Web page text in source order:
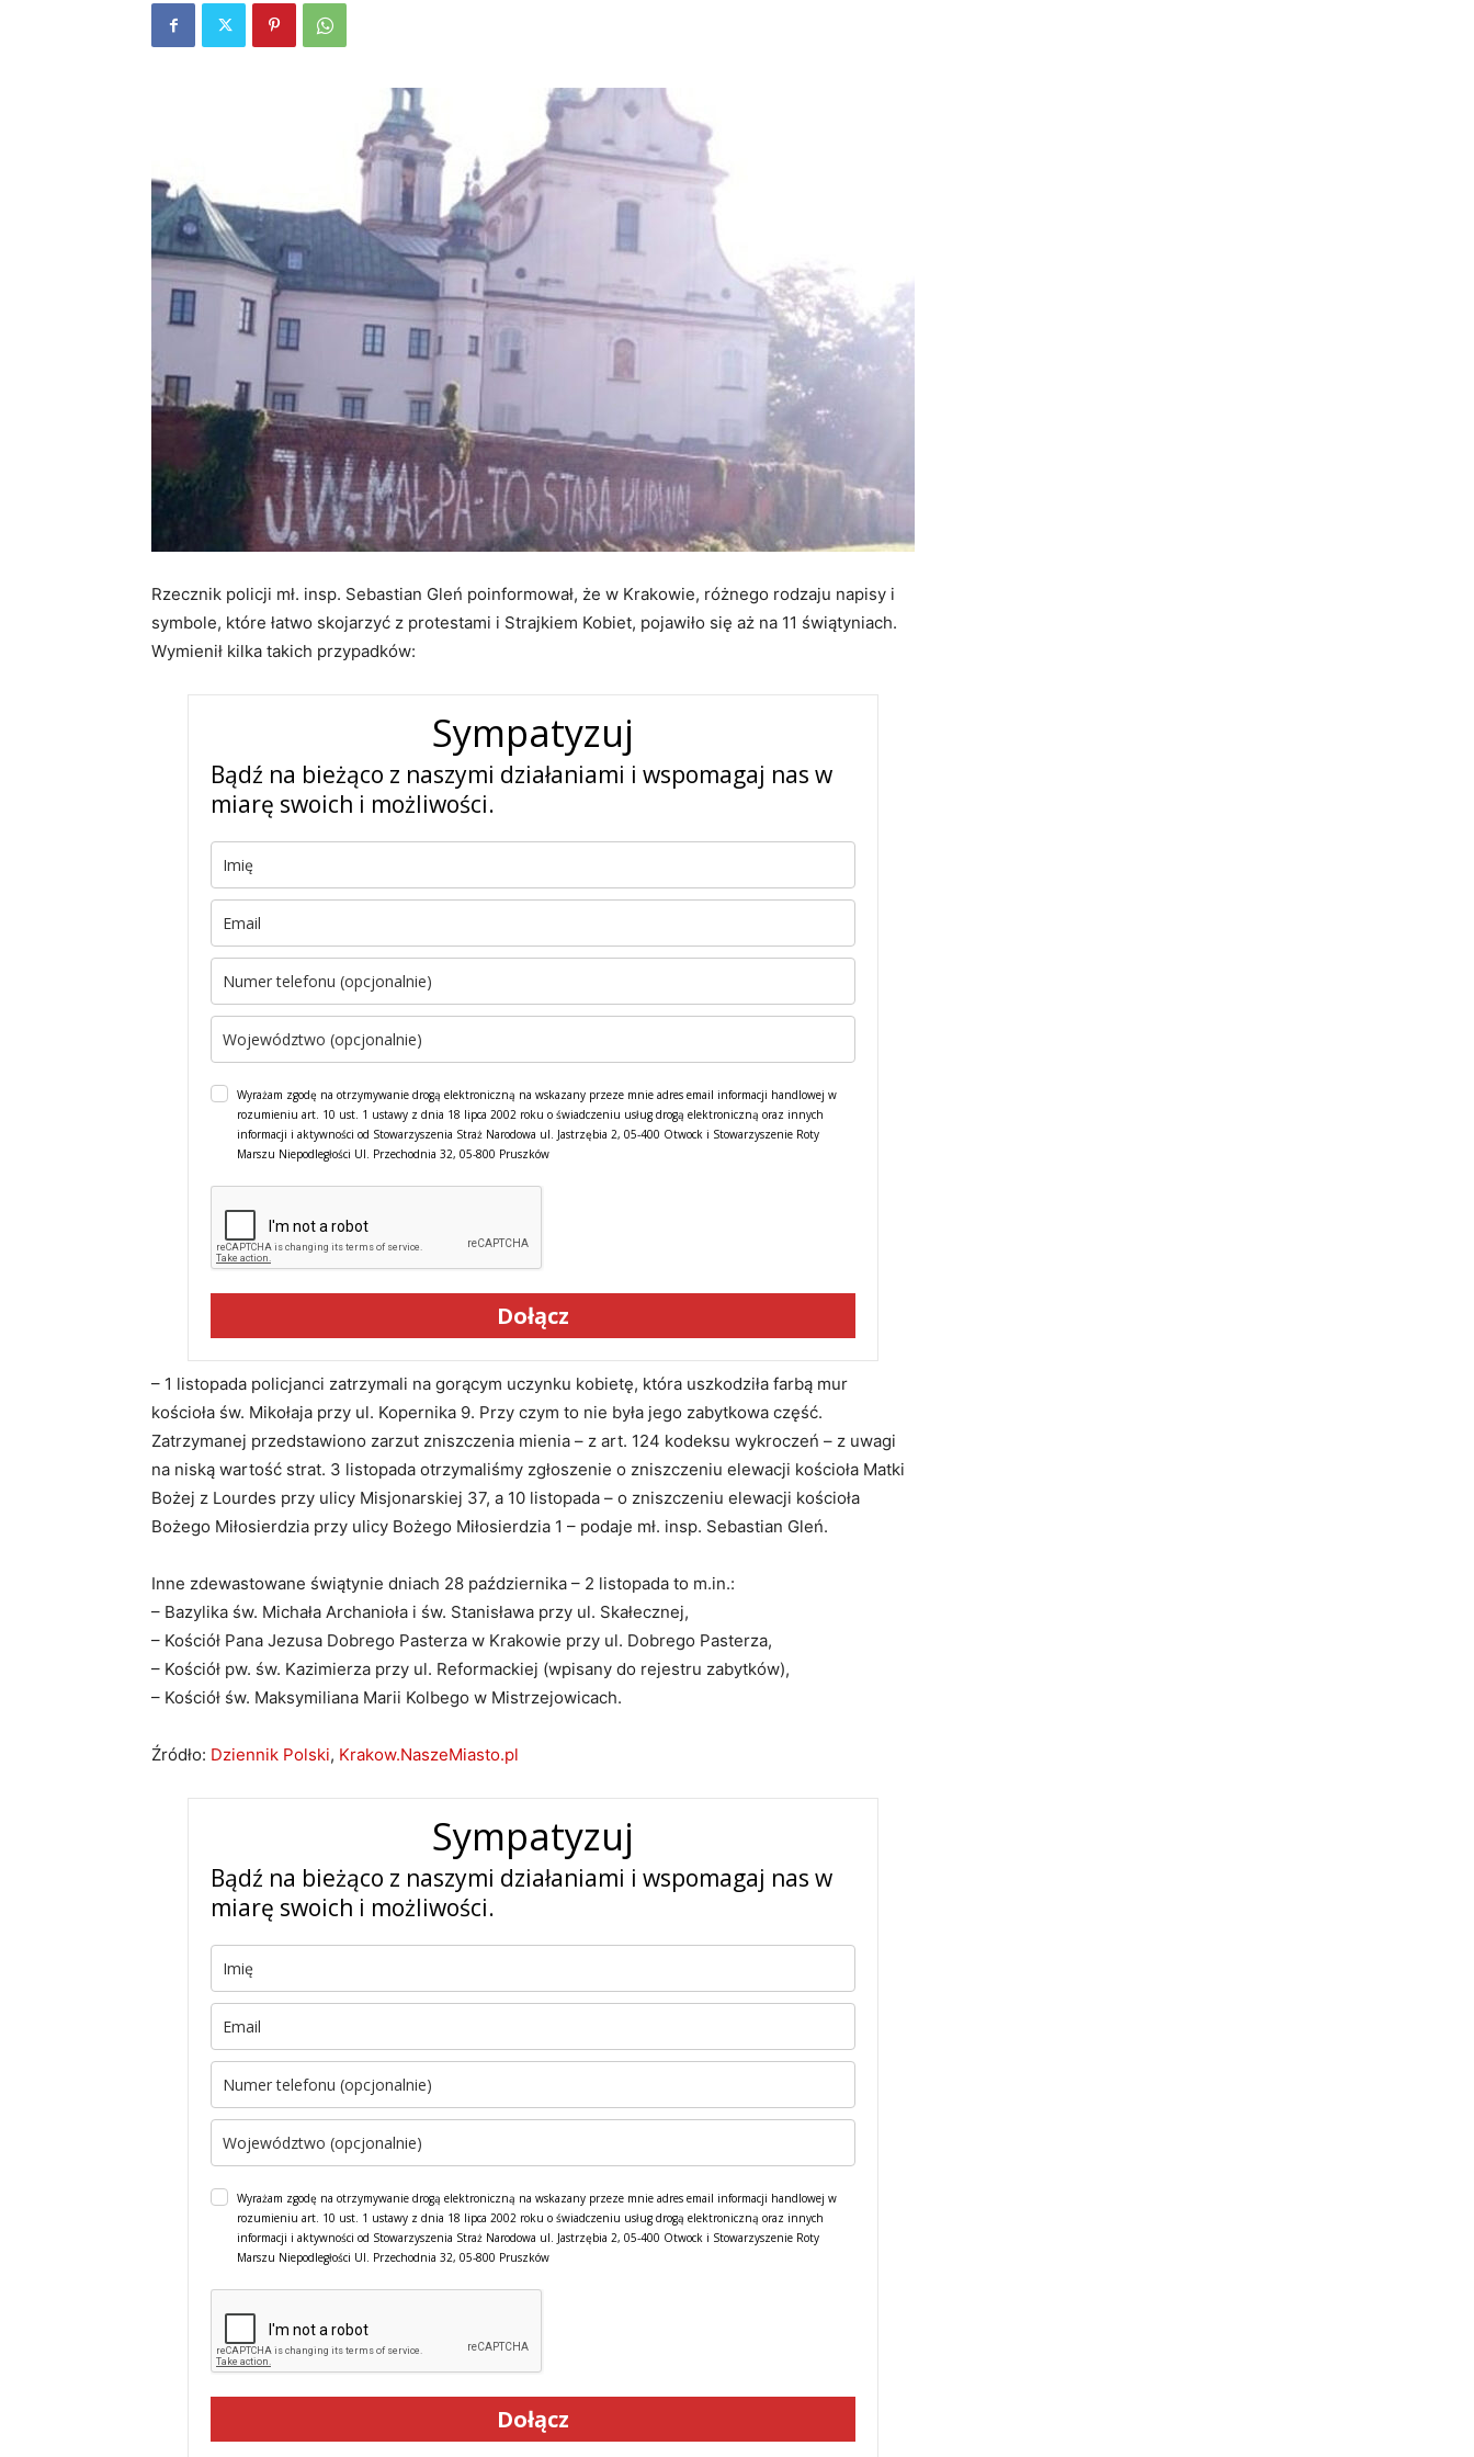
Rzecznik policji mł. insp. Sebastian Gleń poinformował, że w Krakowie, różnego rodzaju napisy i
symbole, które łatwo skojarzyć z protestami i Strajkiem Kobiet, pojawiło się aż na 11 świątyniach.
Wymienił kilka takich przypadków:
Sympatyzuj
Bądź na bieżąco z naszymi działaniami i wspomagaj nas w
miarę swoich i możliwości.
Wyrażam zgodę na otrzymywanie drogą elektroniczną na wskazany przeze mnie adres email informacji handlowej w
rozumieniu art. 10 ust. 1 ustawy z dnia 18 lipca 2002 roku o świadczeniu usług drogą elektroniczną oraz innych
informacji i aktywności od Stowarzyszenia Straż Narodowa ul. Jastrzębia 2, 05-400 Otwock i Stowarzyszenie Roty
Marszu Niepodległości Ul. Przechodnia 32, 05-800 Pruszków
Dołącz
– 1 listopada policjanci zatrzymali na gorącym uczynku kobietę, która uszkodziła farbą mur
kościoła św. Mikołaja przy ul. Kopernika 9. Przy czym to nie była jego zabytkowa część.
Zatrzymanej przedstawiono zarzut zniszczenia mienia – z art. 124 kodeksu wykroczeń – z uwagi
na niską wartość strat. 3 listopada otrzymaliśmy zgłoszenie o zniszczeniu elewacji kościoła Matki
Bożej z Lourdes przy ulicy Misjonarskiej 37, a 10 listopada – o zniszczeniu elewacji kościoła
Bożego Miłosierdzia przy ulicy Bożego Miłosierdzia 1 – podaje mł. insp. Sebastian Gleń.
Inne zdewastowane świątynie dniach 28 października – 2 listopada to m.in.:
– Bazylika św. Michała Archanioła i św. Stanisława przy ul. Skałecznej,
– Kościół Pana Jezusa Dobrego Pasterza w Krakowie przy ul. Dobrego Pasterza,
– Kościół pw. św. Kazimierza przy ul. Reformackiej (wpisany do rejestru zabytków),
– Kościół św. Maksymiliana Marii Kolbego w Mistrzejowicach.
Źródło: Dziennik Polski, Krakow.NaszeMiasto.pl
Sympatyzuj
Bądź na bieżąco z naszymi działaniami i wspomagaj nas w
miarę swoich i możliwości.
Wyrażam zgodę na otrzymywanie drogą elektroniczną na wskazany przeze mnie adres email informacji handlowej w
rozumieniu art. 10 ust. 1 ustawy z dnia 18 lipca 2002 roku o świadczeniu usług drogą elektroniczną oraz innych
informacji i aktywności od Stowarzyszenia Straż Narodowa ul. Jastrzębia 2, 05-400 Otwock i Stowarzyszenie Roty
Marszu Niepodległości Ul. Przechodnia 32, 05-800 Pruszków
Dołącz